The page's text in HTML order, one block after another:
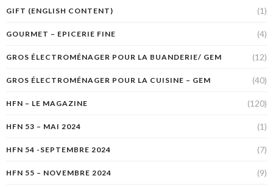
GIFT (ENGLISH CONTENT) (1)
GOURMET – EPICERIE FINE (4)
GROS ÉLECTROMÉNAGER POUR LA BUANDERIE/ GEM (12)
GROS ÉLECTROMÉNAGER POUR LA CUISINE – GEM (40)
HFN – LE MAGAZINE (120)
HFN 53 – MAI 2024 (1)
HFN 54 -SEPTEMBRE 2024 (7)
HFN 55 – NOVEMBRE 2024 (9)